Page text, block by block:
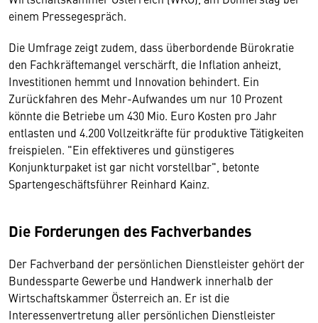
einem Pressegespräch.
Die Umfrage zeigt zudem, dass überbordende Bürokratie
den Fachkräftemangel verschärft, die Inflation anheizt,
Investitionen hemmt und Innovation behindert. Ein
Zurückfahren des Mehr-Aufwandes um nur 10 Prozent
könnte die Betriebe um 430 Mio. Euro Kosten pro Jahr
entlasten und 4.200 Vollzeitkräfte für produktive Tätigkeiten
freispielen. "Ein effektiveres und günstigeres
Konjunkturpaket ist gar nicht vorstellbar", betonte
Spartengeschäftsführer Reinhard Kainz.
Die Forderungen des Fachverbandes
Der Fachverband der persönlichen Dienstleister gehört der
Bundessparte Gewerbe und Handwerk innerhalb der
Wirtschaftskammer Österreich an. Er ist die
Interessenvertretung aller persönlichen Dienstleister